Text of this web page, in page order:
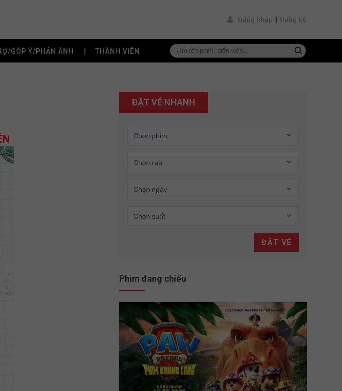
Đăng nhập | Đăng ký
GÓP Ý/PHẢN ÁNH THÀNH VIÊN
ĐẶT VÉ NHANH
ĐẶT VÉ
Phim đang chiếu